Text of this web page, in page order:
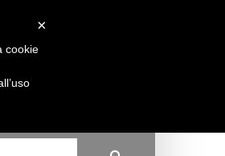
Partecipa
×
cookie